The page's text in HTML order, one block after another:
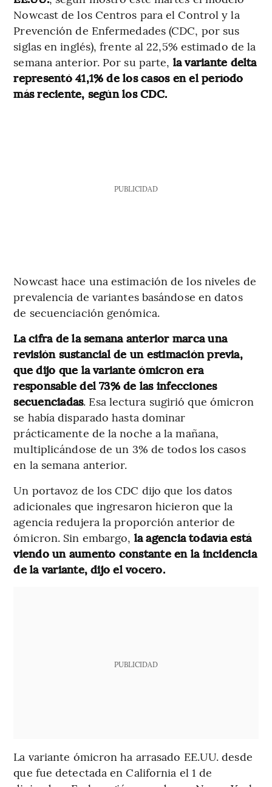
Nowcast de los Centros para el Control y la
Prevención de Enfermedades (CDC, por sus
siglas en inglés), frente al 22,5% estimado de la
semana anterior. Por su parte, la variante delta
representó 41,1% de los casos en el período
más reciente, según los CDC.
PUBLICIDAD
Nowcast hace una estimación de los niveles de
prevalencia de variantes basándose en datos
de secuenciación genómica.
La cifra de la semana anterior marca una
revisión sustancial de un estimación previa,
que dijo que la variante ómicron era
responsable del 73% de las infecciones
secuenciadas. Esa lectura sugirió que ómicron
se había disparado hasta dominar
prácticamente de la noche a la mañana,
multiplicándose de un 3% de todos los casos
en la semana anterior.
Un portavoz de los CDC dijo que los datos
adicionales que ingresaron hicieron que la
agencia redujera la proporción anterior de
ómicron. Sin embargo, la agencia todavía está
viendo un aumento constante en la incidencia
de la variante, dijo el vocero.
PUBLICIDAD
La variante ómicron ha arrasado EE.UU. desde
que fue detectada en California el 1 de